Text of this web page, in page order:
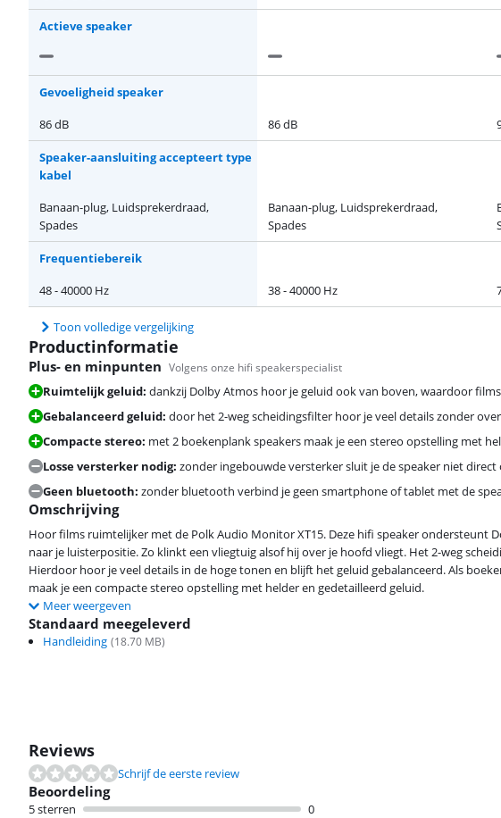
Actieve speaker
Gevoeligheid speaker
86 dB
86 dB
Speaker-aansluiting accepteert type
kabel
Banaan-plug, Luidsprekerdraad,
Spades
Banaan-plug, Luidsprekerdraad,
Spades
Frequentiebereik
48 - 40000 Hz
38 - 40000 Hz
Toon volledige vergelijking
Productinformatie
Plus- en minpunten Volgens onze hifi speakerspecialist
Ruimtelijk geluid: dankzij Dolby Atmos hoor je geluid ook van boven, waardoor
Gebalanceerd geluid: door het 2-weg scheidingsfilter hoor je veel details zonder
Compacte stereo: met 2 boekenplank speakers maak je een stereo opstelling met
Losse versterker nodig: zonder ingebouwde versterker sluit je de speaker niet
Geen bluetooth: zonder bluetooth verbind je geen smartphone of tablet met de
Omschrijving
Hoor films ruimtelijker met de Polk Audio Monitor XT15. Deze hifi speaker ondersteunt
naar je luisterpositie. Zo klinkt een vliegtuig alsof hij over je hoofd vliegt. Het 2-weg
Hierdoor hoor je veel details in de hoge tonen en blijft het geluid gebalanceerd. Als
maak je een compacte stereo opstelling met helder en gedetailleerd geluid.
Meer weergeven
Standaard meegeleverd
Handleiding (18.70 MB)
Reviews
Schrijf de eerste review
Beoordeling
5 sterren
0